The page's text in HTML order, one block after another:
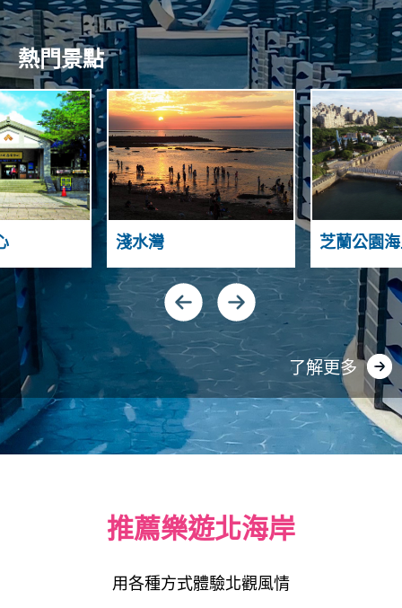
NO R T H
C
O
A
S
A
N
D
Y
N
S
A
熱門景點
淺水灣 芝蘭公園
了解更多
推薦樂遊北海岸
用各種方式體驗北觀風情